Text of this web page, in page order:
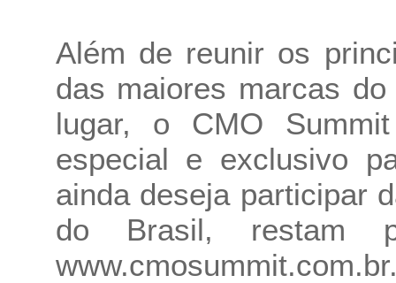
Além de reunir os
das maiores marcas
lugar, o CMO
especial e exclusivo
ainda deseja participar
do Brasil, restam
www.cmosummit.com.br